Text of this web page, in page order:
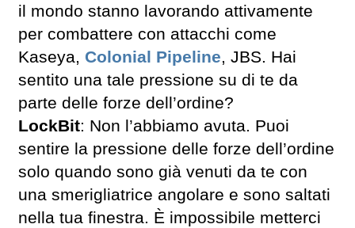
il mondo stanno lavorando attivamente
per combattere con attacchi come
Kaseya, Colonial Pipeline, JBS. Hai
sentito una tale pressione su di te da
parte delle forze dell’ordine?
LockBit: Non l’abbiamo avuta. Puoi
sentire la pressione delle forze dell’ordine
solo quando sono già venuti da te con
una smerigliatrice angolare e sono saltati
nella tua finestra. È impossibile metterci